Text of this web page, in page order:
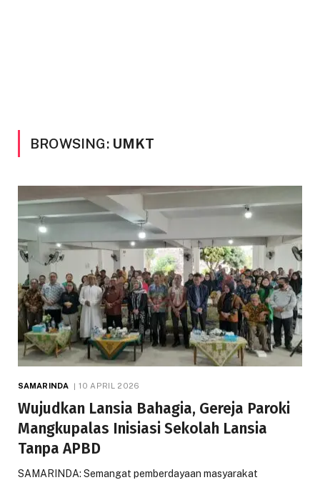
BROWSING: UMKT
SAMARINDA 10 APRIL 2026
Wujudkan Lansia Bahagia, Gereja Paroki
Mangkupalas Inisiasi Sekolah Lansia
Tanpa APBD
SAMARINDA: Semangat pemberdayaan masyarakat